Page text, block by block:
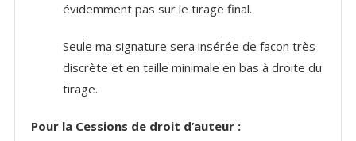
évidemment pas sur le tirage final.
Seule ma signature sera insérée de facon très
discrète et en taille minimale en bas à droite du
tirage.
Pour la Cessions de droit d’auteur :